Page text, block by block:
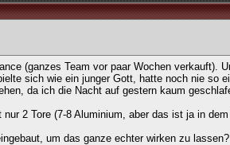
(ganzes Team vor paar Wochen verkauft).
sich wie ein junger Gott, hatte noch nie so
da ich die Nacht auf gestern kaum
2 Tore (7-8 Aluminium, aber das ist ja in
um das ganze echter wirken zu